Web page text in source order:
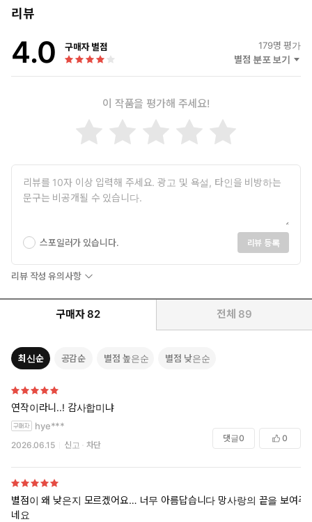
리뷰
4.0 구매자 별점 179명 평가
별점 분포 보기
이 작품을 평가해 주세요!
스포일러가 있습니다. 리뷰 등록
리뷰 작성 유의사항
구매자 82 전체 89
최신순 공감순 별점 높은순 별점 낮은순
연작이라니..! 감사합미냐
hye***
2026.06.15 신고 차단
댓글0 0
별점이 왜 낮은지 모르겠어요… 너무 아름답습니다 망사랑의 끝을 보여주
네요